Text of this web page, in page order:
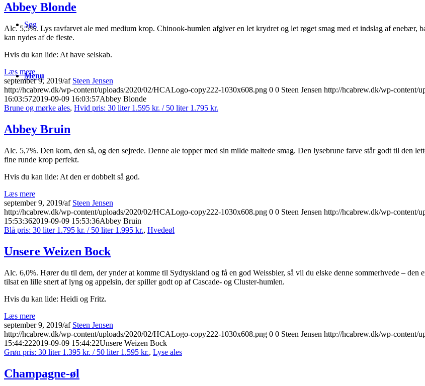
Søg
Menu
Abbey Blonde
Alc. 5,5%. Lys ravfarvet ale med medium krop. Chinook-humlen afgiver en let krydret og let røget smag med et indslag af enebær,
kan nydes af de fleste.
Hvis du kan lide: At have selskab.
Læs mere
september 9, 2019/af Steen Jensen
http://hcabrew.dk/wp-content/uploads/2020/02/HCALogo-copy222-1030x608.png 0 0 Steen Jensen http://hcabrew.dk/wp-content/
16:03:572019-09-09 16:03:57Abbey Blonde
Brune og mørke ales, Hvid pris: 30 liter 1.595 kr. / 50 liter 1.795 kr.
Abbey Bruin
Alc. 5,7%. Den kom, den så, og den sejrede. Denne ale topper med sin milde maltede smag. Den lysebrune farve står godt til den
fine runde krop perfekt.
Hvis du kan lide: At den er dobbelt så god.
Læs mere
september 9, 2019/af Steen Jensen
http://hcabrew.dk/wp-content/uploads/2020/02/HCALogo-copy222-1030x608.png 0 0 Steen Jensen http://hcabrew.dk/wp-content/
15:53:362019-09-09 15:53:36Abbey Bruin
Blå pris: 30 liter 1.795 kr. / 50 liter 1.995 kr., Hvedeøl
Unsere Weizen Bock
Alc. 6,0%. Hører du til dem, der ynder at komme til Sydtyskland og få en god Weissbier, så vil du elske denne sommerhvede –
tilsat en lille snert af lyng og appelsin, der spiller godt op af Cascade- og Cluster-humlen.
Hvis du kan lide: Heidi og Fritz.
Læs mere
september 9, 2019/af Steen Jensen
http://hcabrew.dk/wp-content/uploads/2020/02/HCALogo-copy222-1030x608.png 0 0 Steen Jensen http://hcabrew.dk/wp-content/
15:44:222019-09-09 15:44:22Unsere Weizen Bock
Grøn pris: 30 liter 1.395 kr. / 50 liter 1.595 kr., Lyse ales
Champagne-øl